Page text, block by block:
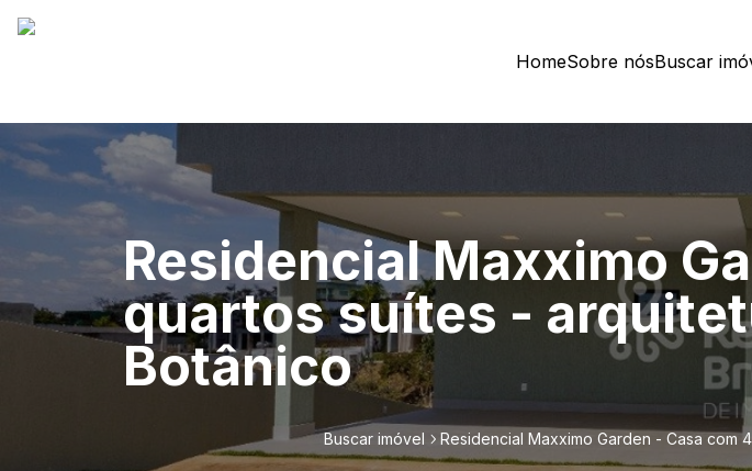
HomeSobre nósBuscar
Residencial Maxximo
quartos suítes -
Botânico
Buscar imóvel Residencial Maxximo Garden - Casa com